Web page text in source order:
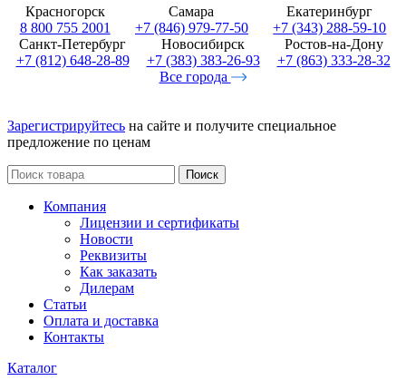
Красногорск
8 800 755 2001
Самара
+7 (846) 979-77-50
Екатеринбург
+7 (343) 288-59-10
Санкт-Петербург
+7 (812) 648-28-89
Новосибирск
+7 (383) 383-26-93
Ростов-на-Дону
+7 (863) 333-28-32
Все города
Зарегистрируйтесь на сайте и получите специальное
предложение по ценам
Поиск
Компания
Лицензии и сертификаты
Новости
Реквизиты
Как заказать
Дилерам
Статьи
Оплата и доставка
Контакты
Каталог